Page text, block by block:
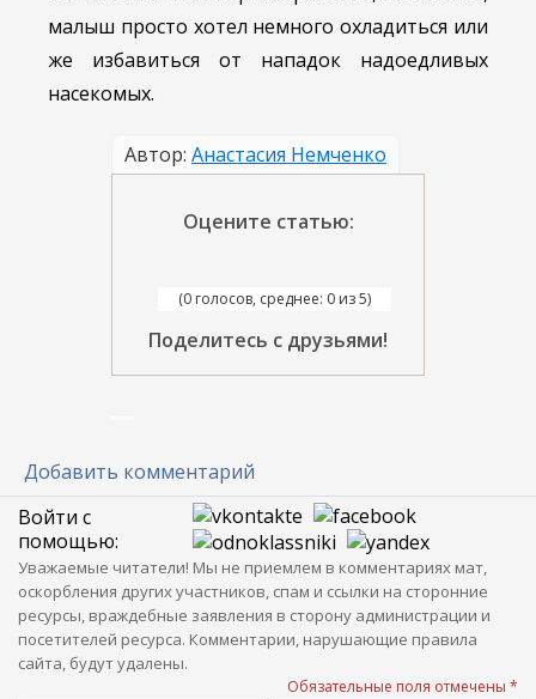
малыш просто хотел немного охладиться или
же избавиться от нападок надоедливых
насекомых.
Автор: Анастасия Немченко
Оцените статью:
(0 голосов, среднее: 0 из 5)
Поделитесь с друзьями!
Добавить комментарий
Войти с
помощью:
Уважаемые читатели! Мы не приемлем в комментариях мат,
оскорбления других участников, спам и ссылки на сторонние
ресурсы, враждебные заявления в сторону администрации и
посетителей ресурса. Комментарии, нарушающие правила
сайта, будут удалены.
Обязательные поля отмечены *